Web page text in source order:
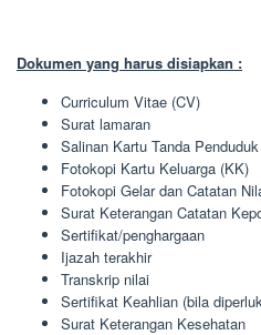
Dokumen yang harus disiapkan :
Curriculum Vitae (CV)
Surat lamaran
Salinan Kartu Tanda
Fotokopi Kartu Keluarga (KK)
Fotokopi Gelar dan Catatan
Surat Keterangan Catatan
Sertifikat/penghargaan
Ijazah terakhir
Transkrip nilai
Sertifikat Keahlian (bila
Surat Keterangan Kesehatan